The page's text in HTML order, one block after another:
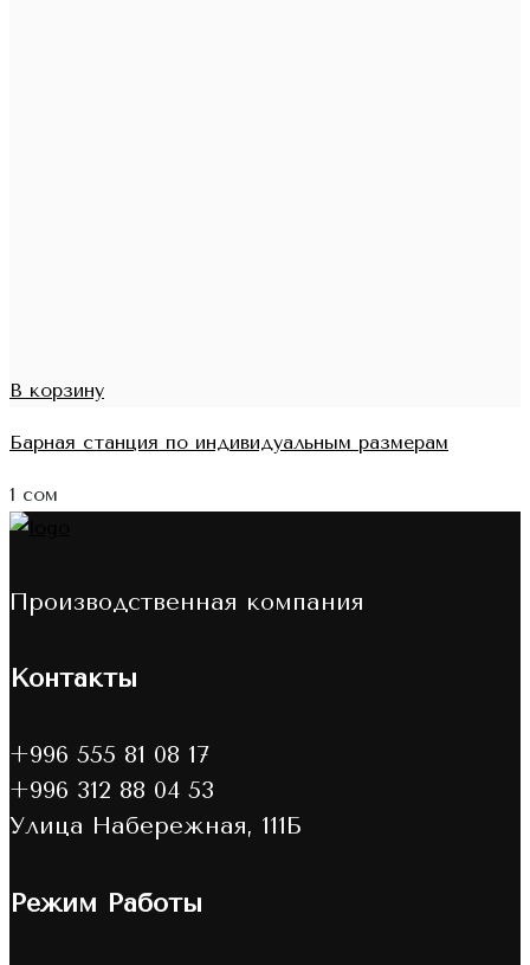
В корзину
Барная станция по индивидуальным размерам
1 сом
Производственная компания
Контакты
+996 555 81 08 17
+996 312 88 04 53
Улица Набережная, 111Б
Режим Работы